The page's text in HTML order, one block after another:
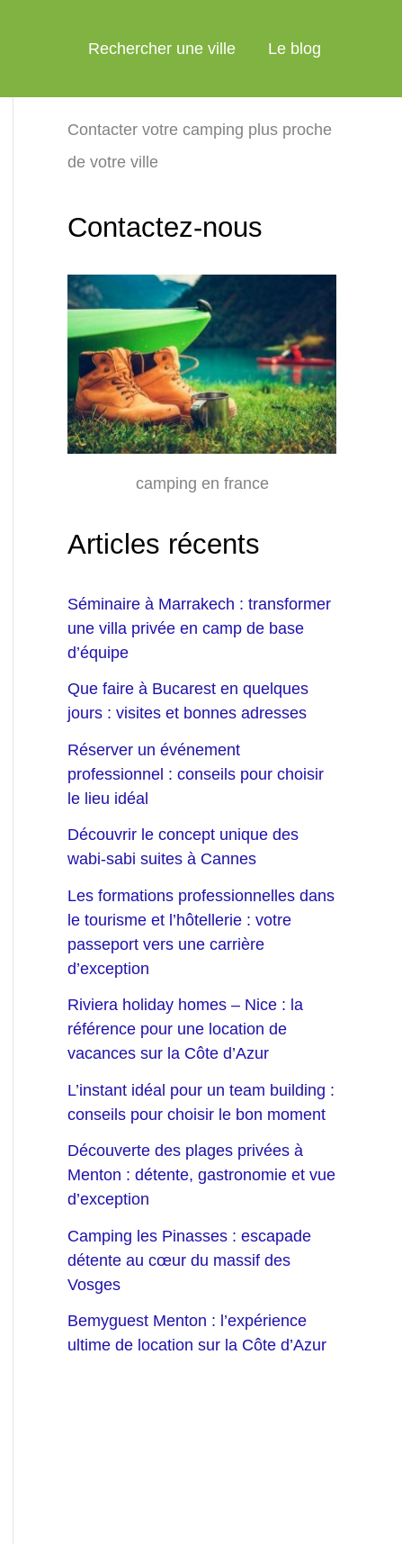
Rechercher une ville Le blog
Contacter votre camping plus proche
de votre ville
Contactez-nous
camping en france
Articles récents
Séminaire à Marrakech : transformer
une villa privée en camp de base
d’équipe
Que faire à Bucarest en quelques
jours : visites et bonnes adresses
Réserver un événement
professionnel : conseils pour choisir
le lieu idéal
Découvrir le concept unique des
wabi-sabi suites à Cannes
Les formations professionnelles dans
le tourisme et l’hôtellerie : votre
passeport vers une carrière
d’exception
Riviera holiday homes – Nice : la
référence pour une location de
vacances sur la Côte d’Azur
L’instant idéal pour un team building :
conseils pour choisir le bon moment
Découverte des plages privées à
Menton : détente, gastronomie et vue
d’exception
Camping les Pinasses : escapade
détente au cœur du massif des
Vosges
Bemyguest Menton : l’expérience
ultime de location sur la Côte d’Azur